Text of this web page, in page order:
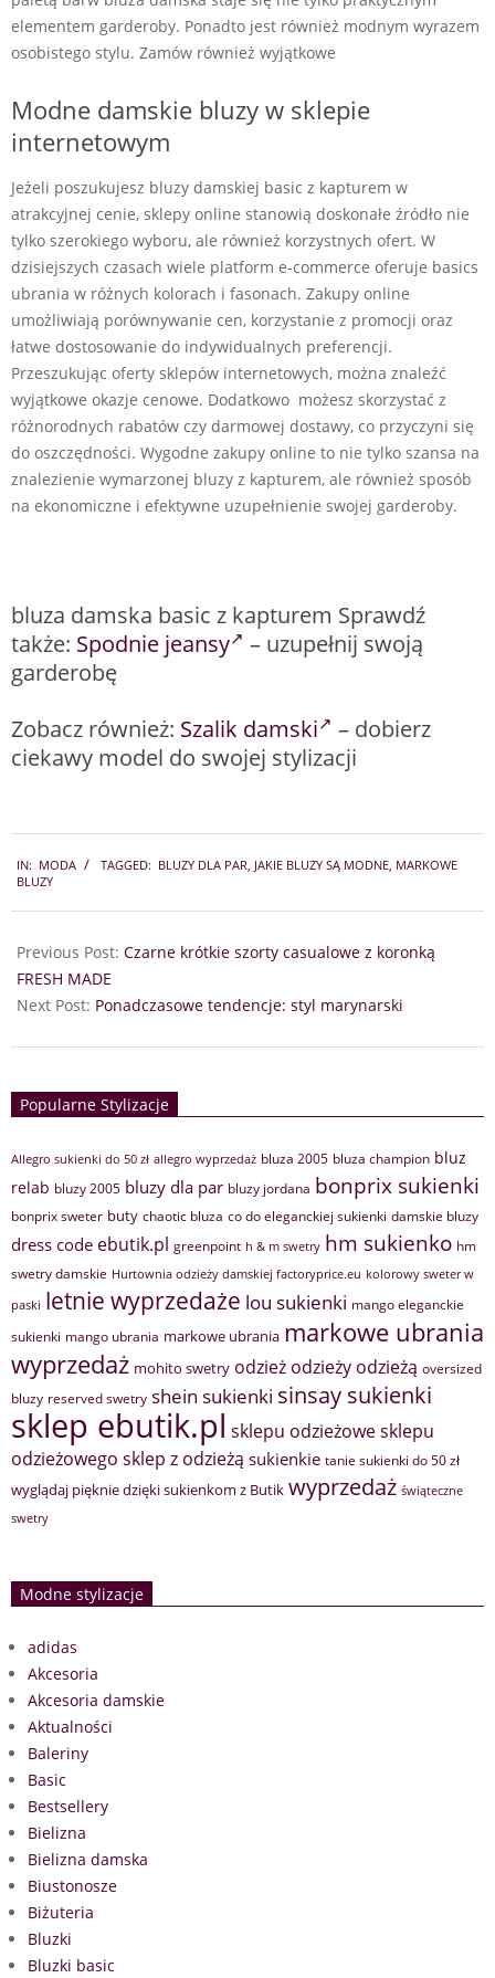
elementem garderoby. Ponadto jest również modnym wyrazem
osobistego stylu. Zamów również wyjątkowe
Modne damskie bluzy w sklepie
internetowym
Jeżeli poszukujesz bluzy damskiej basic z kapturem w
atrakcyjnej cenie, sklepy online stanowią doskonałe źródło nie
tylko szerokiego wyboru, ale również korzystnych ofert. W
dzisiejszych czasach wiele platform e-commerce oferuje basics
ubrania w różnych kolorach i fasonach. Zakupy online
umożliwiają porównywanie cen, korzystanie z promocji oraz
łatwe dostosowanie do indywidualnych preferencji.
Przeszukując oferty sklepów internetowych, można znaleźć
wyjątkowe okazje cenowe. Dodatkowo możesz skorzystać z
różnorodnych rabatów czy darmowej dostawy, co przyczyni się
do oszczędności. Wygodne zakupy online to nie tylko szansa na
znalezienie wymarzonej bluzy z kapturem, ale również sposób
na ekonomiczne i efektywne uzupełnienie swojej garderoby.
bluza damska basic z kapturem Sprawdź
także: Spodnie jeansy
– uzupełnij swoją
garderobę
Zobacz również: Szalik damski
– dobierz
ciekawy model do swojej stylizacji
10-
IN: MODA TAGGED: BLUZY DLA PAR JAKIE BLUZY SĄ MODNE MARKOWE
BLUZY
Previous Post: Czarne krótkie szorty casualowe z koronką
FRESH MADE
Next Post: Ponadczasowe tendencje: styl marynarski
Popularne Stylizacje
Allegro sukienki do 50 zł allegro wyprzedaż bluza 2005 bluza champion bluz
relab bluzy 2005 bluzy dla par bluzy jordana bonprix sukienki
bonprix sweter buty chaotic bluza co do eleganckiej sukienki damskie bluzy
dress code ebutik.pl greenpoint h & m swetry hm sukienko hm
swetry damskie Hurtownia odzieży damskiej factoryprice.eu kolorowy sweter w
paski letnie wyprzedaże lou sukienki mango eleganckie
sukienki mango ubrania markowe ubrania markowe ubrania
wyprzedaż mohito swetry odzież odzieży odzieżą oversized
bluzy reserved swetry shein sukienki sinsay sukienki
sklep ebutik.pl sklepu odzieżowesklepu
odzieżowego sklep z odzieżą sukienkie tanie sukienki do 50 zł
wyglądaj pięknie dzięki sukienkom z Butik wyprzedaż świąteczne
swetry
Modne stylizacje
adidas
Akcesoria
Akcesoria damskie
Aktualności
Baleriny
Basic
Bestsellery
Bielizna
Bielizna damska
Biustonosze
Biżuteria
Bluzki
Bluzki basic